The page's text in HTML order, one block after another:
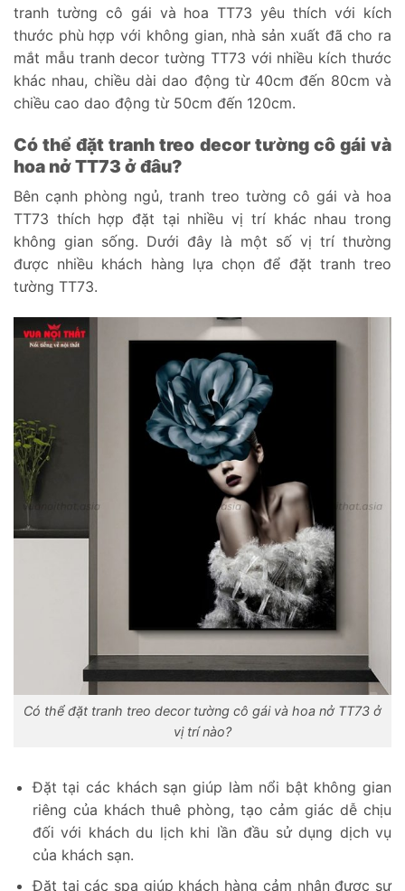
tranh tường cô gái và hoa TT73 yêu thích với kích
thước phù hợp với không gian, nhà sản xuất đã cho ra
mắt mẫu tranh decor tường TT73 với nhiều kích thước
khác nhau, chiều dài dao động từ 40cm đến 80cm và
chiều cao dao động từ 50cm đến 120cm.
Có thể đặt tranh treo decor tường cô gái và
hoa nở TT73 ở đâu?
Bên cạnh phòng ngủ, tranh treo tường cô gái và hoa
TT73 thích hợp đặt tại nhiều vị trí khác nhau trong
không gian sống. Dưới đây là một số vị trí thường
được nhiều khách hàng lựa chọn để đặt tranh treo
tường TT73.
Có thể đặt tranh treo decor tường cô gái và hoa nở TT73 ở
vị trí nào?
Đặt tại các khách sạn giúp làm nổi bật không gian
riêng của khách thuê phòng, tạo cảm giác dễ chịu
đối với khách du lịch khi lần đầu sử dụng dịch vụ
của khách sạn.
Đặt tại các spa giúp khách hàng cảm nhận được sự